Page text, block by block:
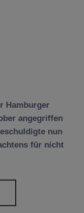
Hamburger
angegriffen
nun
für nicht